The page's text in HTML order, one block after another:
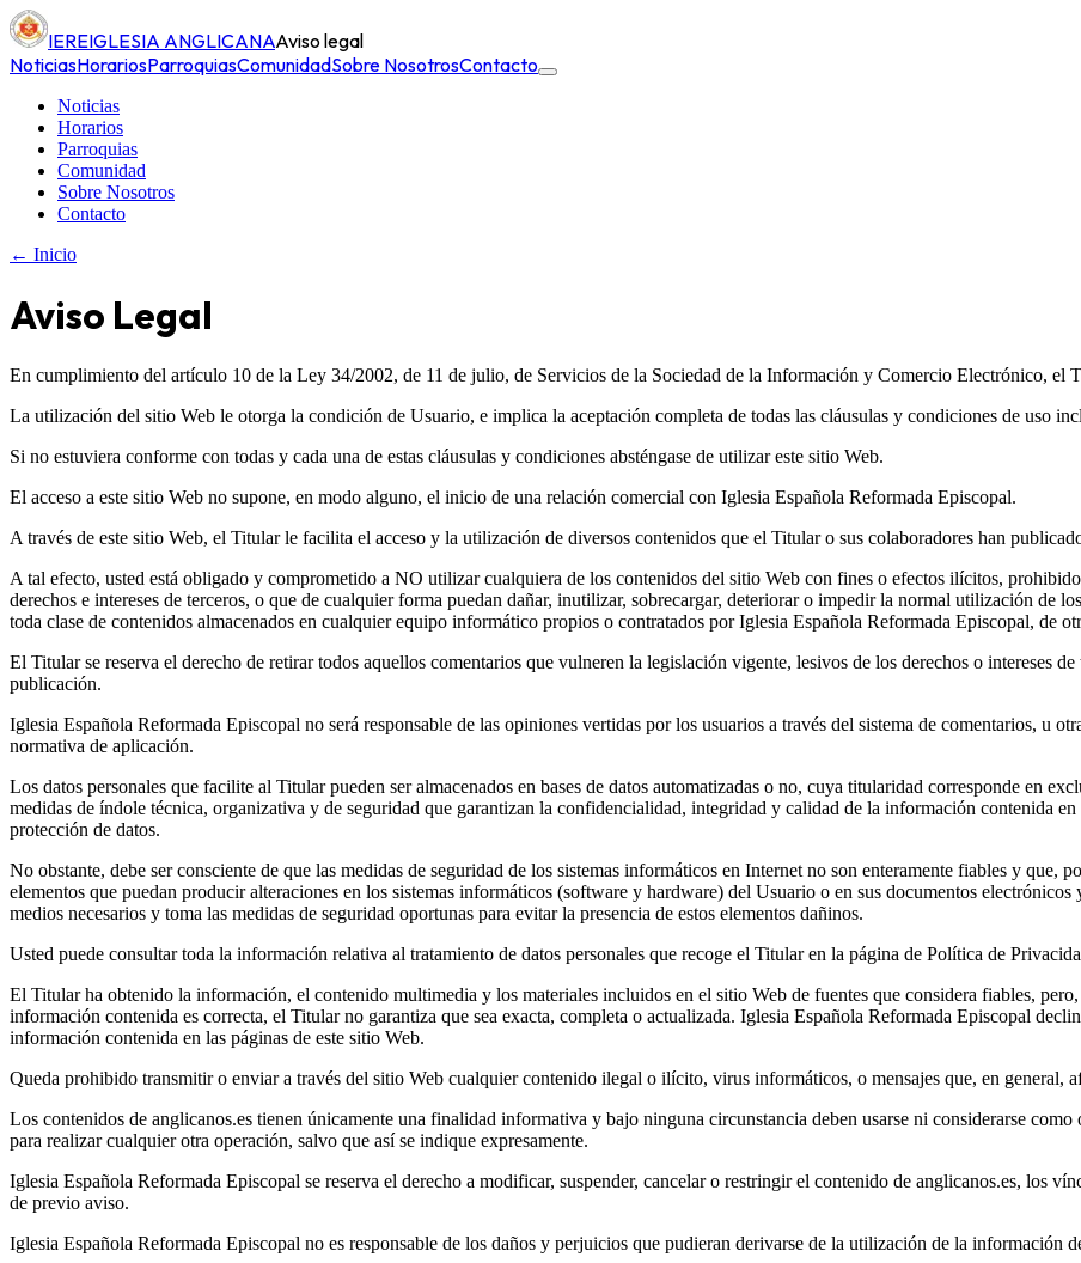
IEREIGLESIA ANGLICANAAviso legal
NoticiasHorariosParroquiasComunidadSobre NosotrosContacto
Noticias
Horarios
Parroquias
Comunidad
Sobre Nosotros
Contacto
← Inicio
Aviso Legal
En cumplimiento del artículo 10 de la Ley 34/2002, de 11 de julio, de Servicios de la Sociedad de la Información y Comercio Electrónico, el
La utilización del sitio Web le otorga la condición de Usuario, e implica la aceptación completa de todas las cláusulas y condiciones de uso
Si no estuviera conforme con todas y cada una de estas cláusulas y condiciones absténgase de utilizar este sitio Web.
El acceso a este sitio Web no supone, en modo alguno, el inicio de una relación comercial con Iglesia Española Reformada Episcopal.
A través de este sitio Web, el Titular le facilita el acceso y la utilización de diversos contenidos que el Titular o sus colaboradores han
A tal efecto, usted está obligado y comprometido a NO utilizar cualquiera de los contenidos del sitio Web con fines o efectos ilícitos,
derechos e intereses de terceros, o que de cualquier forma puedan dañar, inutilizar, sobrecargar, deteriorar o impedir la normal utilización de
toda clase de contenidos almacenados en cualquier equipo informático propios o contratados por Iglesia Española Reformada Episcopal, de
El Titular se reserva el derecho de retirar todos aquellos comentarios que vulneren la legislación vigente, lesivos de los derechos o intereses
publicación.
Iglesia Española Reformada Episcopal no será responsable de las opiniones vertidas por los usuarios a través del sistema de comentarios, u
normativa de aplicación.
Los datos personales que facilite al Titular pueden ser almacenados en bases de datos automatizadas o no, cuya titularidad corresponde en
medidas de índole técnica, organizativa y de seguridad que garantizan la confidencialidad, integridad y calidad de la información contenida
protección de datos.
No obstante, debe ser consciente de que las medidas de seguridad de los sistemas informáticos en Internet no son enteramente fiables y
elementos que puedan producir alteraciones en los sistemas informáticos (software y hardware) del Usuario o en sus documentos
medios necesarios y toma las medidas de seguridad oportunas para evitar la presencia de estos elementos dañinos.
Usted puede consultar toda la información relativa al tratamiento de datos personales que recoge el Titular en la página de Política de
El Titular ha obtenido la información, el contenido multimedia y los materiales incluidos en el sitio Web de fuentes que considera fiables,
información contenida es correcta, el Titular no garantiza que sea exacta, completa o actualizada. Iglesia Española Reformada Episcopal
información contenida en las páginas de este sitio Web.
Queda prohibido transmitir o enviar a través del sitio Web cualquier contenido ilegal o ilícito, virus informáticos, o mensajes que, en general,
Los contenidos de anglicanos.es tienen únicamente una finalidad informativa y bajo ninguna circunstancia deben usarse ni considerarse
para realizar cualquier otra operación, salvo que así se indique expresamente.
Iglesia Española Reformada Episcopal se reserva el derecho a modificar, suspender, cancelar o restringir el contenido de anglicanos.es, los
de previo aviso.
Iglesia Española Reformada Episcopal no es responsable de los daños y perjuicios que pudieran derivarse de la utilización de la información